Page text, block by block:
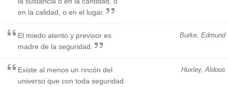
en la calidad, o en el lugar.
Burke, Edmund
El miedo atento y previsor es
madre de la seguridad.
Huxley, Aldous
Existe al menos un rincón del
universo que con toda seguridad